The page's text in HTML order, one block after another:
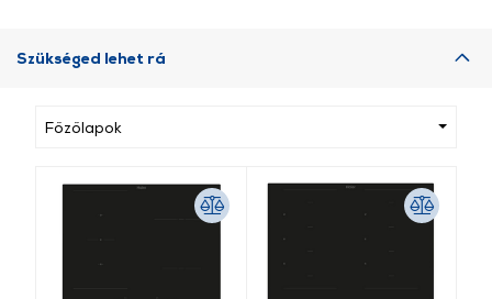
Szükséged lehet rá
Főzőlapok